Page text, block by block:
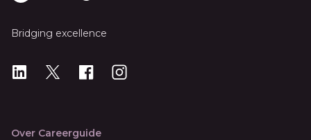
Bridging excellence
LinkedIn
X Instagram
Over Careerguide